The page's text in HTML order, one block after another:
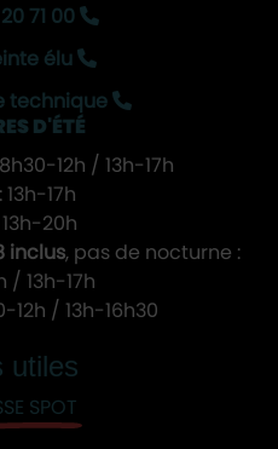
71 00
élu
technique
D'ÉTÉ
12h / 13h-17h
: 13h-17h
13h-20h
inclus, pas de nocturne :
/ 13h-17h
12h / 13h-16h30
utiles
SPOT